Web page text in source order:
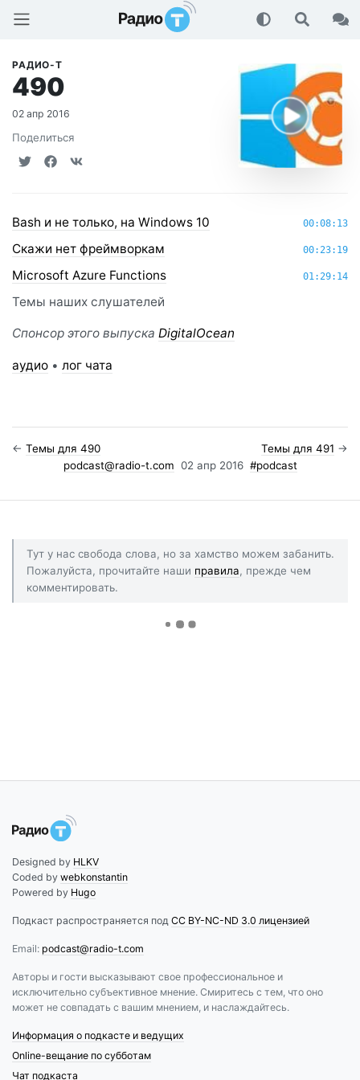
Радио-Т Подкаст
РАДИО-Т
490
02 апр 2016
Поделиться
00:08:13
Bash и не только, на Windows 10
00:23:19
Скажи нет фреймворкам
01:29:14
Microsoft Azure Functions
Темы наших слушателей
Спонсор этого выпуска DigitalOcean
аудио • лог чата
← Темы для 490 Темы для 491 →
podcast@radio-t.com 02 апр 2016 #podcast
Тут у нас свобода слова, но за хамство можем забанить.
Пожалуйста, прочитайте наши правила, прежде чем
комментировать.
Designed by HLKV
Coded by webkonstantin
Powered by Hugo
Подкаст распространяется под CC BY-NC-ND 3.0 лицензией
Email: podcast@radio-t.com
Авторы и гости высказывают свое профессиональное и
исключительно субъективное мнение. Смиритесь с тем, что оно
может не совпадать с вашим мнением, и наслаждайтесь.
Информация о подкасте и ведущих
Online-вещание по субботам
Чат подкаста